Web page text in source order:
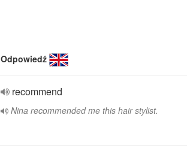
Odpowiedź
recommend
Nina recommended me this hair stylist.